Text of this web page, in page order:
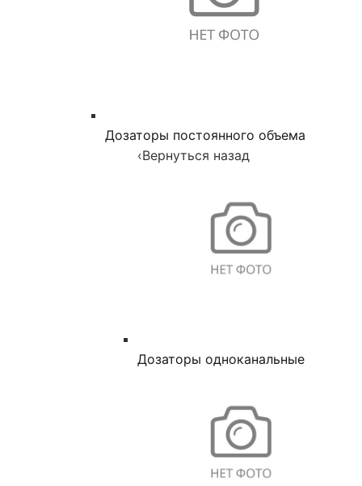
Дозаторы постоянного объема
‹Вернуться назад
Дозаторы одноканальные